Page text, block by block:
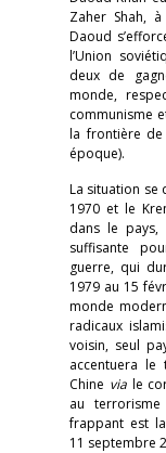
Zaher Shah,
Daoud
l’Union
deux de
monde,
communisme
la frontière de
époque).
La situation se
1970 et le
dans le pays,
suffisante
guerre, qui
1979 au 15
monde
radicaux
voisin, seul
accentuera le
Chine viale
au
frappant est
11 septembre